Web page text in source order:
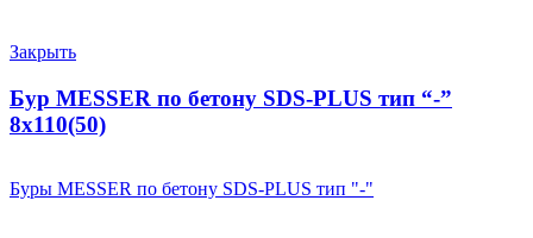
Закрыть
Бур MESSER по бетону SDS-PLUS тип “-”
8х110(50)
Буры MESSER по бетону SDS-PLUS тип "-"